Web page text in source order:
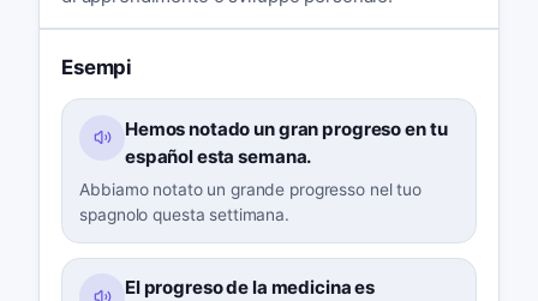
Esempi
Hemos notado un gran progreso en tu
español esta semana.
Abbiamo notato un grande progresso nel tuo
spagnolo questa settimana.
El progreso de la medicina es